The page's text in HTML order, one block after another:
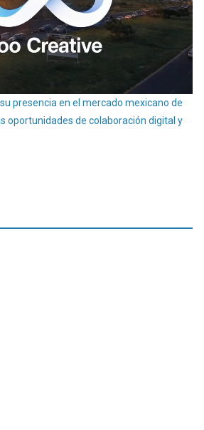
presencia en el mercado mexicano de
oportunidades de colaboración digital y